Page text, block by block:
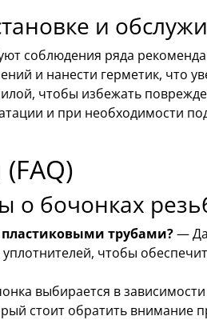
и
соблюдения ряда
и нанести герметик, что
чтобы избежать
и при необходимости
о бочонках
трубами?—
чтобы
выбирается в
стоит обратить внимание